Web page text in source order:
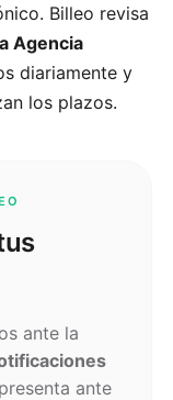
Billeo revisa
Agencia
diariamente y
los plazos.
ante la
ante